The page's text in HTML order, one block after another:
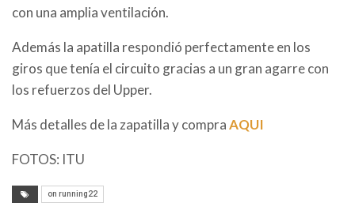
con una amplia ventilación.
Además la apatilla respondió perfectamente en los
giros que tenía el circuito gracias a un gran agarre con
los refuerzos del Upper.
Más detalles de la zapatilla y compraAQUI
FOTOS: ITU
on running22